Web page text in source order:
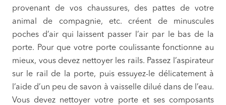
provenant de vos chaussures, des pattes de votre
animal de compagnie, etc. créent de minuscules
poches d’air qui laissent passer l’air par le bas de la
porte. Pour que votre porte coulissante fonctionne au
mieux, vous devez nettoyer les rails. Passez l’aspirateur
sur le rail de la porte, puis essuyez-le délicatement à
l’aide d’un peu de savon à vaisselle dilué dans de l’eau.
Vous devez nettoyer votre porte et ses composants